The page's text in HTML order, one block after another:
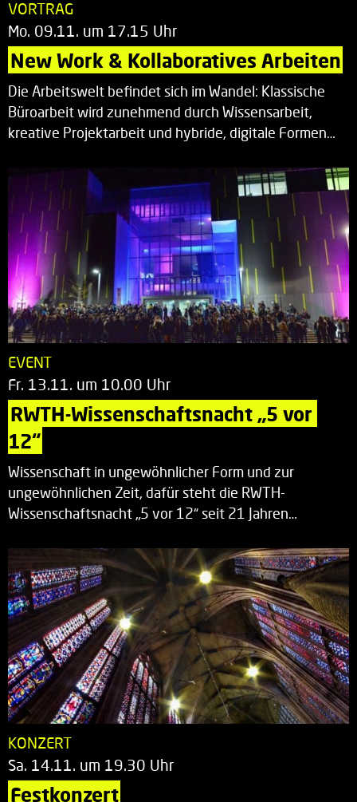
VORTRAG
Mo. 09.11. um 17.15 Uhr
New Work & Kollaboratives Arbeiten
Die Arbeitswelt befindet sich im Wandel: Klassische
Büroarbeit wird zunehmend durch Wissensarbeit,
kreative Projektarbeit und hybride, digitale Formen…
EVENT
Fr. 13.11. um 10.00 Uhr
RWTH-Wissenschaftsnacht „5 vor
12“
Wissenschaft in ungewöhnlicher Form und zur
ungewöhnlichen Zeit, dafür steht die RWTH-
Wissenschaftsnacht „5 vor 12“ seit 21 Jahren…
KONZERT
Sa. 14.11. um 19.30 Uhr
Festkonzert